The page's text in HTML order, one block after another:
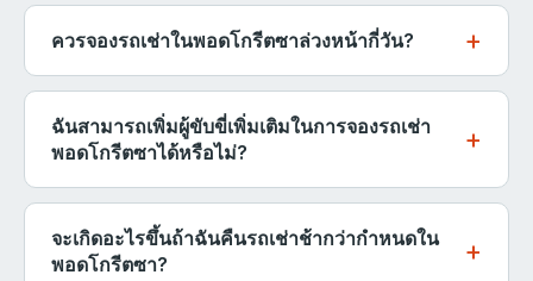
ควรจองรถเช่าในพอดโกรีตซาล่วงหน้ากี่วัน?
สำหรับการเดินทางในช่วงฤดูร้อน (มิถุนายนถึงสิงหาคม)
เราขอแนะนำให้จองล่วงหน้าอย่างน้อย 2-3 สัปดาห์ - โดย
เฉพาะสำหรับรถอัตโนมัติ, รถตู้ 7 ที่นั่ง, และรถที่มีที่นั่งเด็ก
เที่ยว สำหรับการเดินทางในฤดูใบไม้ผลิ, ฤดูใบไม้ร่วง, และ
ฤดูหนาว การแจ้งล่วงหน้าสองสามวันมักจะเพียงพอ การ
จองในนาทีสุดท้ายในวันเดียวกันก็มีให้บริการเมื่อมีรถว่าง
ฉันสามารถเพิ่มผู้ขับขี่เพิ่มเติมในการจองรถเช่า
พอดโกรีตซาได้หรือไม่?
ได้ ผู้ขับขี่เพิ่มเติมสามารถเพิ่มได้ในขณะทำการจองหรือที่
เคาน์เตอร์รับรถ ผู้ขับขี่เพิ่มเติมแต่ละคนต้องแสดงใบ
อนุญาตขับขี่ที่ถูกต้องของตนเองและต้องมีอายุขั้นต่ำ
จะเกิดอะไรขึ้นถ้าฉันคืนรถเช่าช้ากว่ากำหนดใน
พอดโกรีตซา?